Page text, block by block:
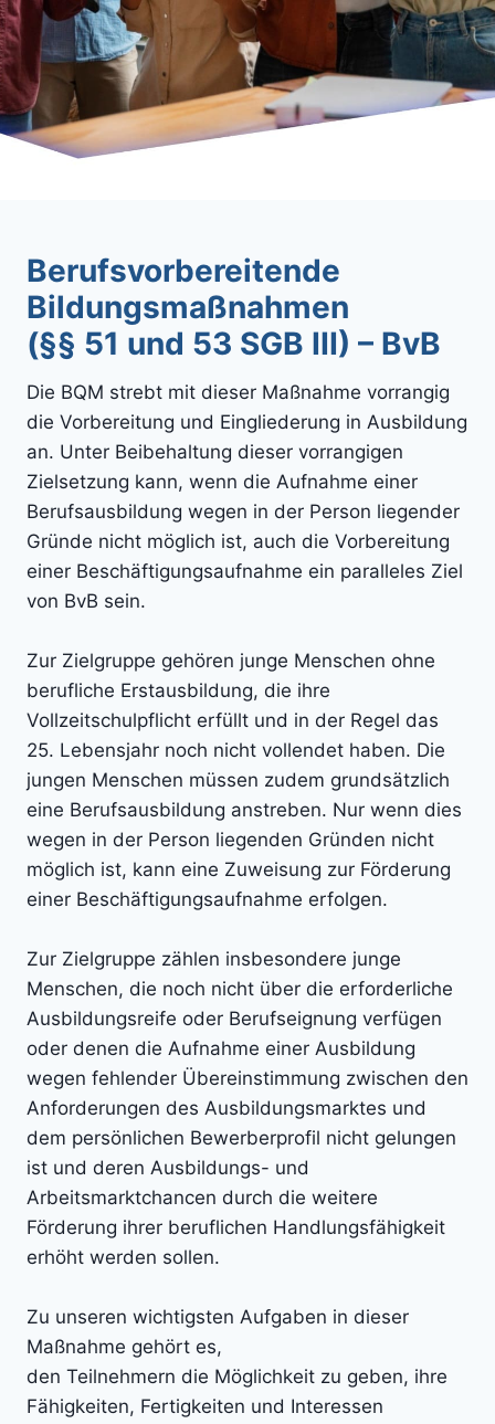
Berufsvorbereitende
Bildungsmaßnahmen
(§§ 51 und 53 SGB III) – BvB
Die BQM strebt mit dieser Maßnahme vorrangig
die Vorbereitung und Eingliederung in Ausbildung
an. Unter Beibehaltung dieser vorrangigen
Zielsetzung kann, wenn die Aufnahme einer
Berufsausbildung wegen in der Person liegender
Gründe nicht möglich ist, auch die Vorbereitung
einer Beschäftigungsaufnahme ein paralleles Ziel
von BvB sein.
Zur Zielgruppe gehören junge Menschen ohne
berufliche Erstausbildung, die ihre
Vollzeitschulpflicht erfüllt und in der Regel das
25. Lebensjahr noch nicht vollendet haben. Die
jungen Menschen müssen zudem grundsätzlich
eine Berufsausbildung anstreben. Nur wenn dies
wegen in der Person liegenden Gründen nicht
möglich ist, kann eine Zuweisung zur Förderung
einer Beschäftigungsaufnahme erfolgen.
Zur Zielgruppe zählen insbesondere junge
Menschen, die noch nicht über die erforderliche
Ausbildungsreife oder Berufseignung verfügen
oder denen die Aufnahme einer Ausbildung
wegen fehlender Übereinstimmung zwischen den
Anforderungen des Ausbildungsmarktes und
dem persönlichen Bewerberprofil nicht gelungen
ist und deren Ausbildungs- und
Arbeitsmarktchancen durch die weitere
Förderung ihrer beruflichen Handlungsfähigkeit
erhöht werden sollen.
Zu unseren wichtigsten Aufgaben in dieser
Maßnahme gehört es,
den Teilnehmern die Möglichkeit zu geben, ihre
Fähigkeiten, Fertigkeiten und Interessen